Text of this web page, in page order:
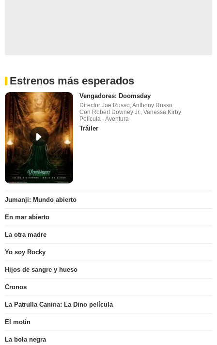
Estrenos más esperados
Vengadores: Doomsday
Director Joe Russo, Anthony Russo
Con Robert Downey Jr., Vanessa Kirby
Película - Aventura
Tráiler
Jumanji: Mundo abierto
En mar abierto
La otra madre
Yo soy Rocky
Hijos de sangre y hueso
Cronos
La Patrulla Canina: La Dino película
El motín
La bola negra